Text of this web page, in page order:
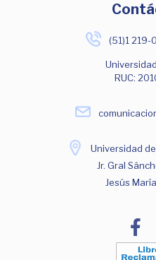
(51)1 219-
RUC:
Universidad
Jr. Gral
Jesús